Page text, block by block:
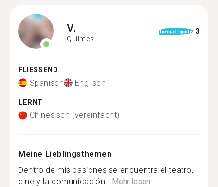
V.
Quilmes
format_quote 3
FLIESSEND
Spanisch Englisch
LERNT
Chinesisch (vereinfacht)
Meine Lieblingsthemen
Dentro de mis pasiones se encuentra el teatro,
cine y la comunicación...Mehr lesen